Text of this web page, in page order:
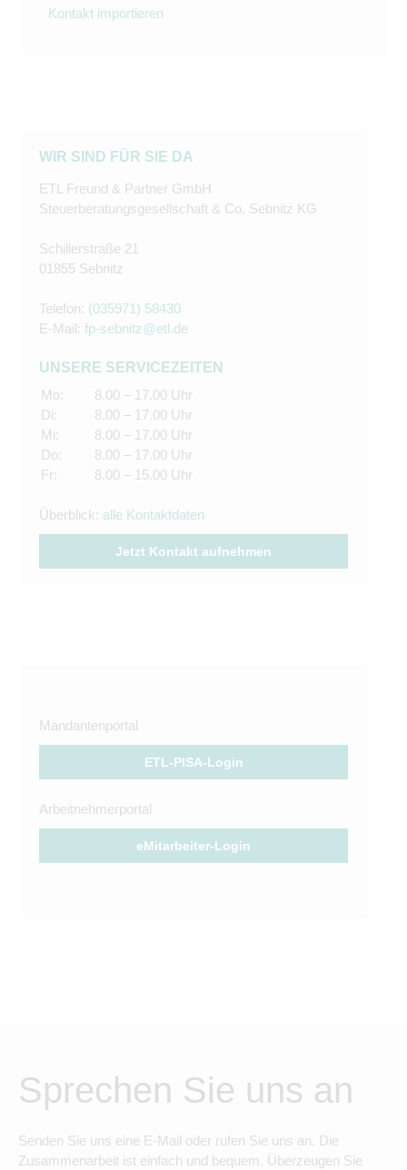
Kontakt importieren
WIR SIND FÜR SIE DA
ETL Freund & Partner GmbH
Steuerberatungsgesellschaft & Co. Sebnitz KG
Schillerstraße 21
01855 Sebnitz
Telefon: (035971) 58430
E-Mail: fp-sebnitz@etl.de
UNSERE SERVICEZEITEN
Mo:
Di:
Mi:
Do:
Fr:
8.00 – 17.00 Uhr
8.00 – 17.00 Uhr
8.00 – 17.00 Uhr
8.00 – 17.00 Uhr
8.00 – 15.00 Uhr
Überblick: alle Kontaktdaten
Jetzt Kontakt aufnehmen
Mandantenportal
ETL-PISA-Login
Arbeitnehmerportal
eMitarbeiter-Login
Sprechen Sie uns an
Senden Sie uns eine E-Mail oder rufen Sie uns an. Die
Zusammenarbeit ist einfach und bequem. Überzeugen Sie